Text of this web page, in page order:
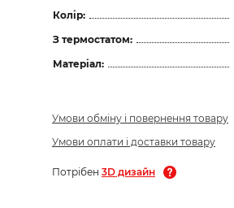
Колір:
З термостатом:
Матеріал:
Умови обміну і повернення товару
Умови оплати і доставки товару
Потрібен 3D дизайн